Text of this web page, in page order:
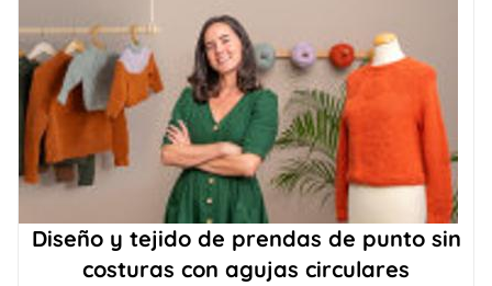
Diseño y tejido de prendas de punto sin
costuras con agujas circulares